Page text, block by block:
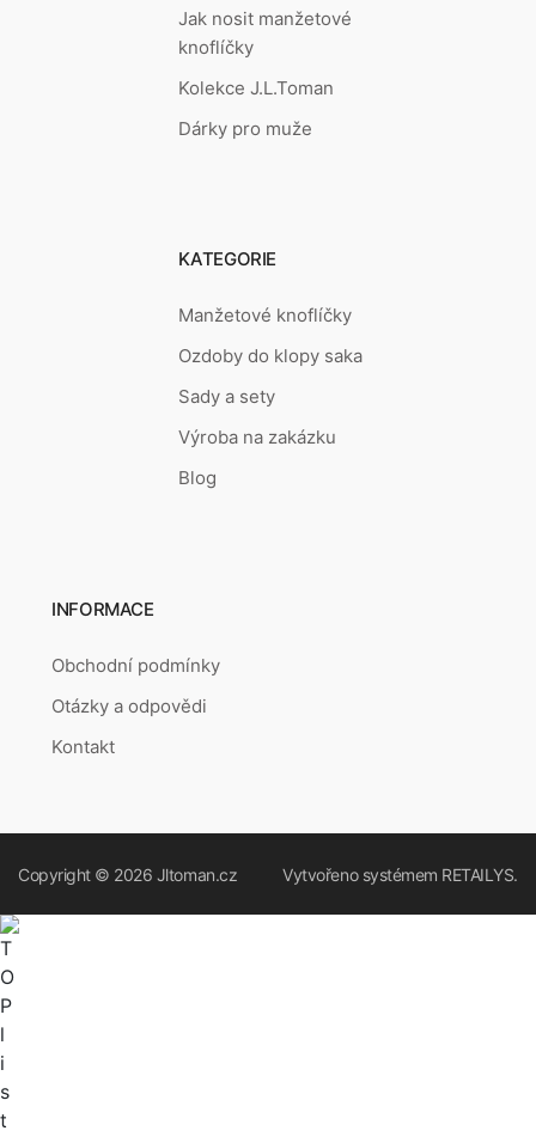
Jak nosit manžetové
knoflíčky
Kolekce J.L.Toman
Dárky pro muže
KATEGORIE
Manžetové knoflíčky
Ozdoby do klopy saka
Sady a sety
Výroba na zakázku
Blog
INFORMACE
Obchodní podmínky
Otázky a odpovědi
Kontakt
Copyright © 2026 Jltoman.cz Vytvořeno systémem RETAILYS.